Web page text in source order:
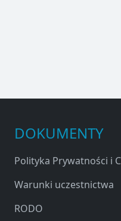
DOKUMENTY
Polityka Prywatności i
Warunki uczestnictwa
RODO